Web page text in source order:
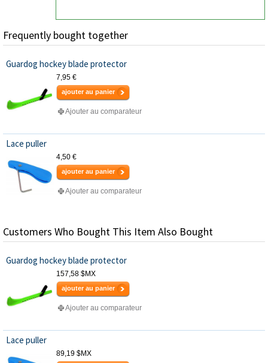
Frequently bought together
Guardog hockey blade protector
7,95 €
ajouter au panier
Ajouter au comparateur
Lace puller
4,50 €
ajouter au panier
Ajouter au comparateur
Customers Who Bought This Item Also Bought
Guardog hockey blade protector
157,58 $MX
ajouter au panier
Ajouter au comparateur
Lace puller
89,19 $MX